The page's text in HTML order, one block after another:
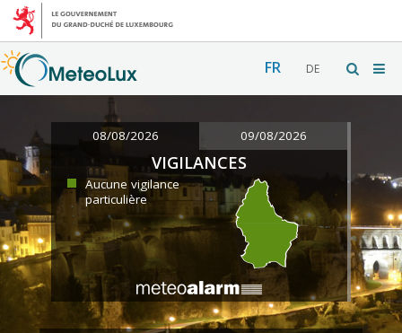
FR DE
08/08/2026 09/08/2026
VIGILANCES
Aucune vigilance
particulière